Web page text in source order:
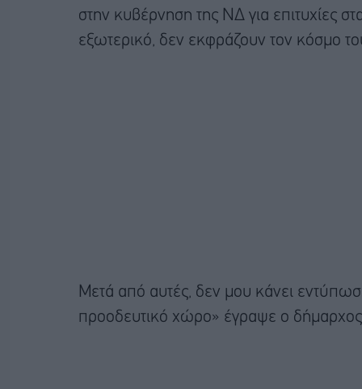
στην κυβέρνηση της ΝΔ για επιτυχίες
εξωτερικό, δεν εκφράζουν τον κόσμο
Μετά από αυτές, δεν μου κάνει
προοδευτικό χώρο» έγραψε ο